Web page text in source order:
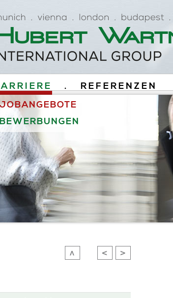
.
REFERENZEN
JOBANGEBOTE
BEWERBUNGEN